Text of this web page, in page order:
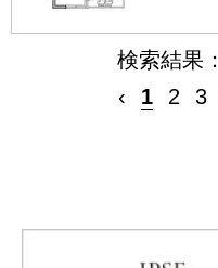
検索結果：
‹
1 2 3